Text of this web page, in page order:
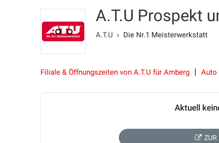
A.T.U Prospekt
A.T.U › Die Nr.1 Meisterwerkstatt
Filiale & Öffnungszeiten von A.T.U für Amberg Auto
Aktuell
ZUR